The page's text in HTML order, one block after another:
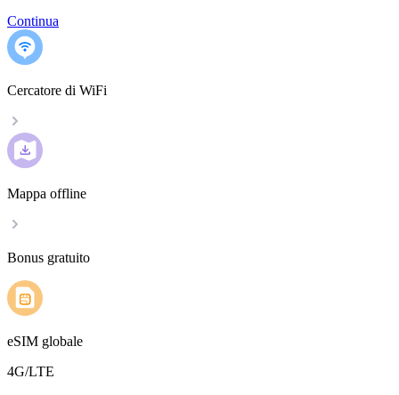
Continua
Cercatore di WiFi
Mappa offline
Bonus gratuito
eSIM globale
4G/LTE